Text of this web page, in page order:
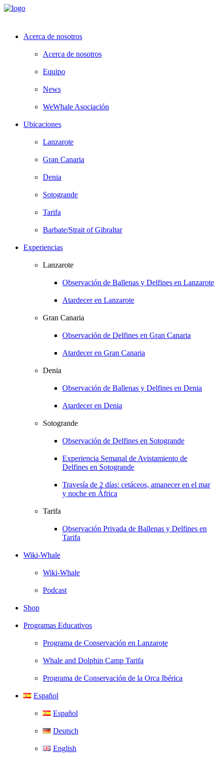
Acerca de nosotros
Acerca de nosotros
Equipo
News
WeWhale Asociación
Ubicaciones
Lanzarote
Gran Canaria
Denia
Sotogrande
Tarifa
Barbate/Strait of Gibraltar
Experiencias
Lanzarote
Observación de Ballenas y Delfines en Lanzarote
Atardecer en Lanzarote
Gran Canaria
Observación de Delfines en Gran Canaria
Atardecer en Gran Canaria
Denia
Observación de Ballenas y Delfines en Denia
Atardecer en Denia
Sotogrande
Observación de Delfines en Sotogrande
Experiencia Semanal de Avistamiento de
Delfines en Sotogrande
Travesía de 2 días: cetáceos, amanecer en el mar
y noche en África
Tarifa
Observación Privada de Ballenas y Delfines en
Tarifa
Wiki-Whale
Wiki-Whale
Podcast
Shop
Programas Educativos
Programa de Conservación en Lanzarote
Whale and Dolphin Camp Tarifa
Programa de Conservación de la Orca Ibérica
Español
Español
Deutsch
English